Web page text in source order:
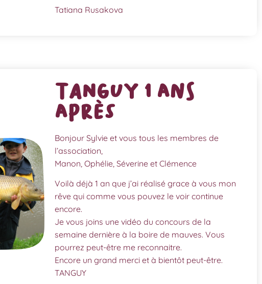
Tatiana Rusakova
Tanguy 1 ans
après
Bonjour Sylvie et vous tous les membres de
l’association,
Manon, Ophélie, Séverine et Clémence
Voilà déjà 1 an que j’ai réalisé grace à vous mon
rêve qui comme vous pouvez le voir continue
encore.
Je vous joins une vidéo du concours de la
semaine dernière à la boire de mauves. Vous
pourrez peut-être me reconnaitre.
Encore un grand merci et à bientôt peut-être.
TANGUY